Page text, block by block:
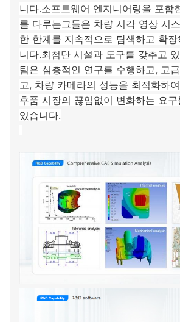
니다.소프트웨어 엔지니어링을 포함
를 다루는그들은 차량 시각 영상 시
한 한계를 지속적으로 탐색하고 확
니다.최첨단 시설과 도구를 갖추고
팀은 심층적인 연구를 수행하고, 고
고, 차량 카메라의 성능을 최적화하
후품 시장의 끊임없이 변화하는 요
있습니다.